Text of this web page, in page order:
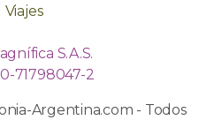
Viajes
S.A.S.
71798047-2
Argentina.com - Todos